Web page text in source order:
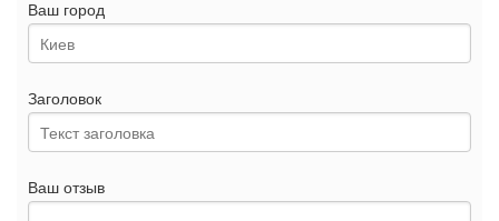
Ваш город
Заголовок
Ваш отзыв